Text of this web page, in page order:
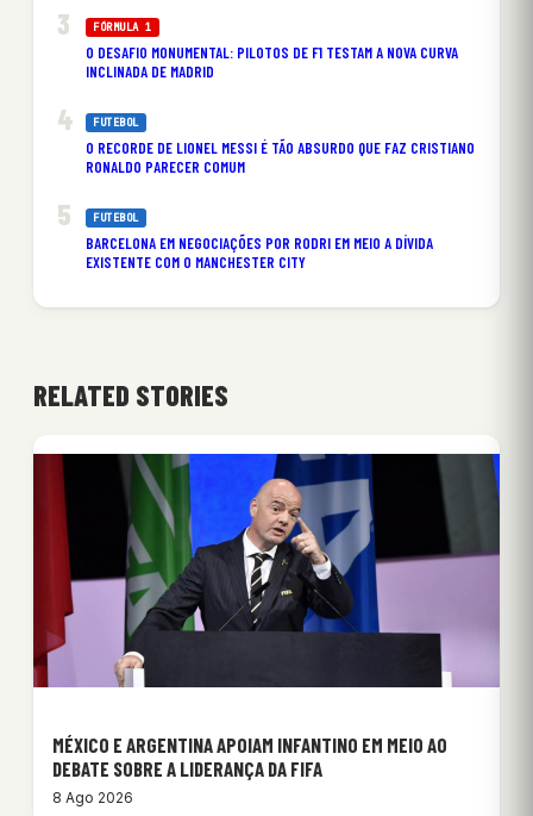
FÓRMULA 1
O DESAFIO MONUMENTAL: PILOTOS DE F1 TESTAM A NOVA CURVA
INCLINADA DE MADRID
FUTEBOL
O RECORDE DE LIONEL MESSI É TÃO ABSURDO QUE FAZ CRISTIANO
RONALDO PARECER COMUM
FUTEBOL
BARCELONA EM NEGOCIAÇÕES POR RODRI EM MEIO A DÍVIDA
EXISTENTE COM O MANCHESTER CITY
RELATED STORIES
MÉXICO E ARGENTINA APOIAM INFANTINO EM MEIO AO
DEBATE SOBRE A LIDERANÇA DA FIFA
8 Ago 2026